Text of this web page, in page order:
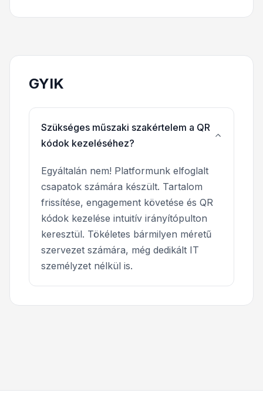
GYIK
Szükséges műszaki szakértelem a QR
kódok kezeléséhez?
Egyáltalán nem! Platformunk elfoglalt
csapatok számára készült. Tartalom
frissítése, engagement követése és QR
kódok kezelése intuitív irányítópulton
keresztül. Tökéletes bármilyen méretű
szervezet számára, még dedikált IT
személyzet nélkül is.